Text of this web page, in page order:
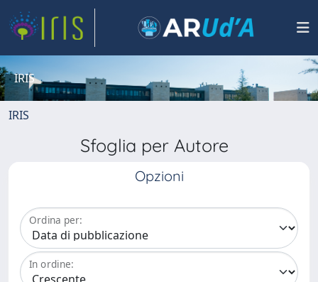
IRIS
IRIS
Sfoglia per Autore
Opzioni
Ordina per:
In ordine: